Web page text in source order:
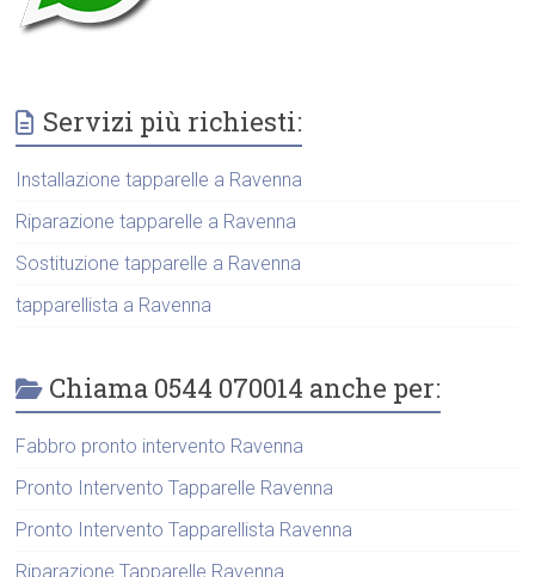
Servizi più richiesti:
Installazione tapparelle a Ravenna
Riparazione tapparelle a Ravenna
Sostituzione tapparelle a Ravenna
tapparellista a Ravenna
Chiama 0544 070014 anche per:
Fabbro pronto intervento Ravenna
Pronto Intervento Tapparelle Ravenna
Pronto Intervento Tapparellista Ravenna
Riparazione Tapparelle Ravenna